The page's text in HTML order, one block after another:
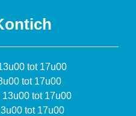
tot 17u00
tot 17u00
tot 17u00
tot 17u00